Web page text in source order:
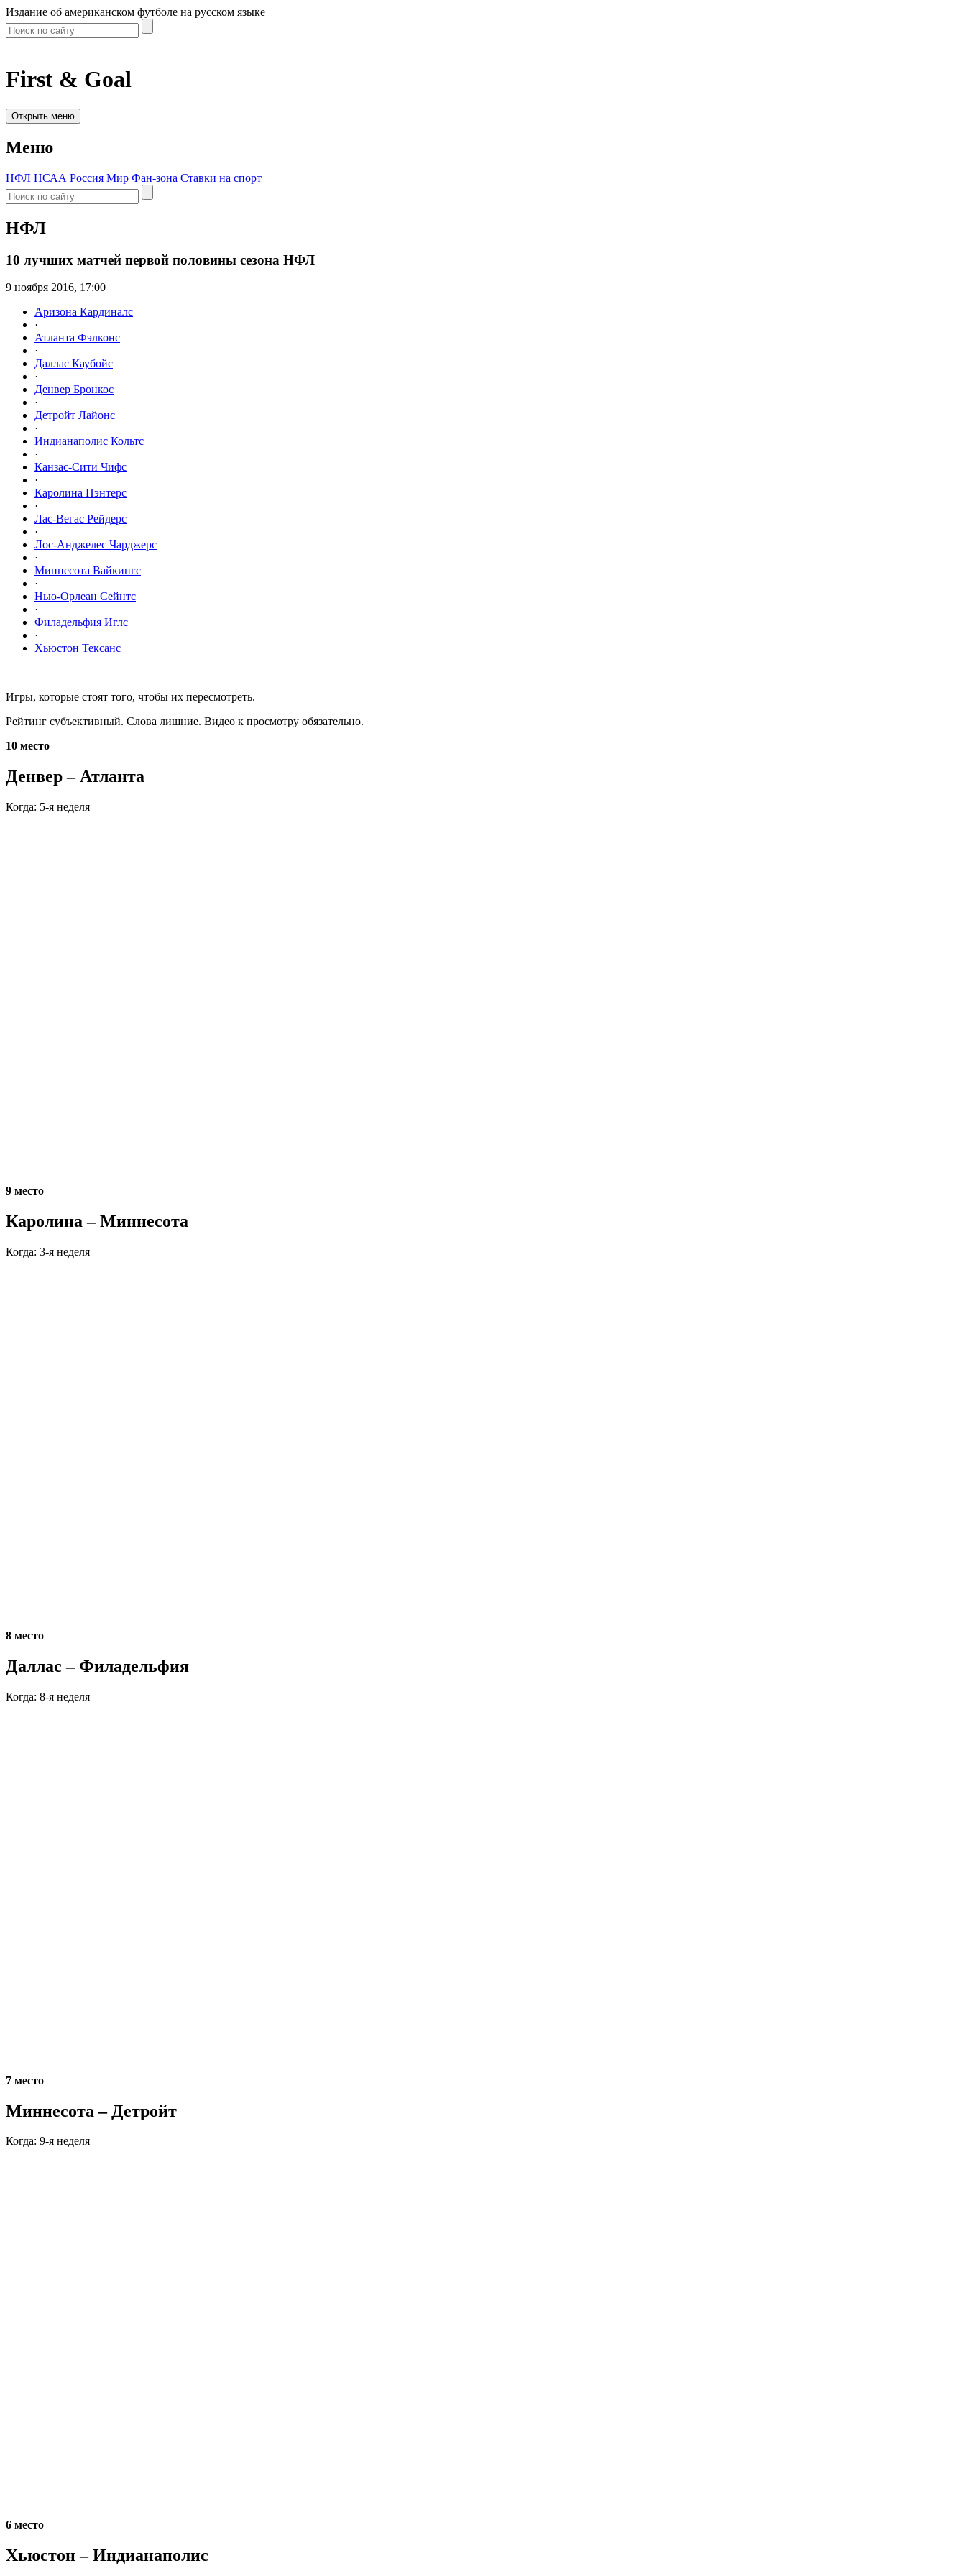
Издание об американском футболе на русском языке
First & Goal
Открыть меню
Меню
НФЛ НСАА Россия Мир Фан-зона Ставки на спорт
НФЛ
10 лучших матчей первой половины сезона НФЛ
9 ноября 2016, 17:00
Аризона Кардиналс
·
Атланта Фэлконс
·
Даллас Каубойс
·
Денвер Бронкос
·
Детройт Лайонс
·
Индианаполис Кольтс
·
Канзас-Сити Чифс
·
Каролина Пэнтерс
·
Лас-Вегас Рейдерс
·
Лос-Анджелес Чарджерс
·
Миннесота Вайкингс
·
Нью-Орлеан Сейнтс
·
Филадельфия Иглс
·
Хьюстон Тексанс
Игры, которые стоят того, чтобы их пересмотреть.
Рейтинг субъективный. Слова лишние. Видео к просмотру обязательно.
10 место
Денвер – Атланта
Когда: 5-я неделя
9 место
Каролина – Миннесота
Когда: 3-я неделя
8 место
Даллас – Филадельфия
Когда: 8-я неделя
7 место
Миннесота – Детройт
Когда: 9-я неделя
6 место
Хьюстон – Индианаполис